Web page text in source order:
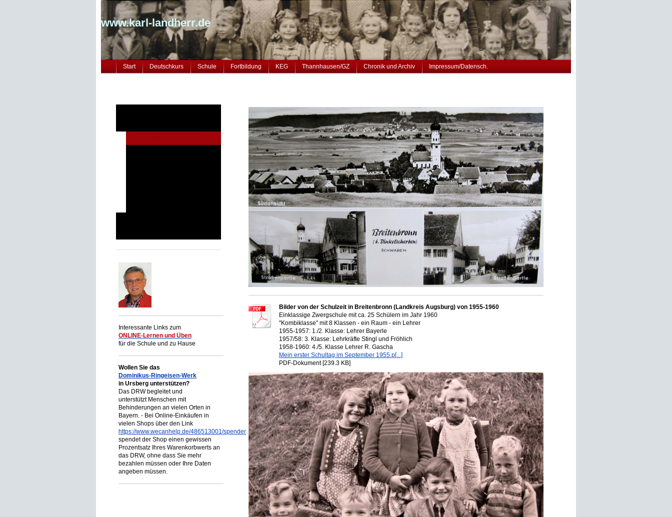
www.karl-landherr.de
Start Deutschkurs Schule Fortbildung KEG Thannhausen/GZ Chronik und Archiv Impressum/Datensch.
Interessante Links zum
ONLINE-Lernen und Üben
für die Schule und zu Hause
Wollen Sie das
Dominikus-Ringeisen-Werk
in Ursberg unterstützen?
Das DRW begleitet und
unterstützt Menschen mit
Behinderungen an vielen Orten in
Bayern. - Bei Online-Einkäufen in
vielen Shops über den Link
https://www.wecanhelp.de/486513001/spendenprojekt
spendet der Shop einen gewissen
Prozentsatz Ihres Warenkorbwerts an
das DRW, ohne dass Sie mehr
bezahlen müssen oder Ihre Daten
angeben müssen.
Bilder von der Schulzeit in Breitenbronn (Landkreis Augsburg) von 1955-1960
Einklassige Zwergschule mit ca. 25 Schülern im Jahr 1960
"Kombiklasse" mit 8 Klassen - ein Raum - ein Lehrer
1955-1957: 1./2. Klasse: Lehrer Bayerle
1957/58: 3. Klasse: Lehrkräfte Stingl und Fröhlich
1958-1960: 4./5. Klasse Lehrer R. Gascha
Mein erster Schultag im September 1955.p[...]
PDF-Dokument [239.3 KB]